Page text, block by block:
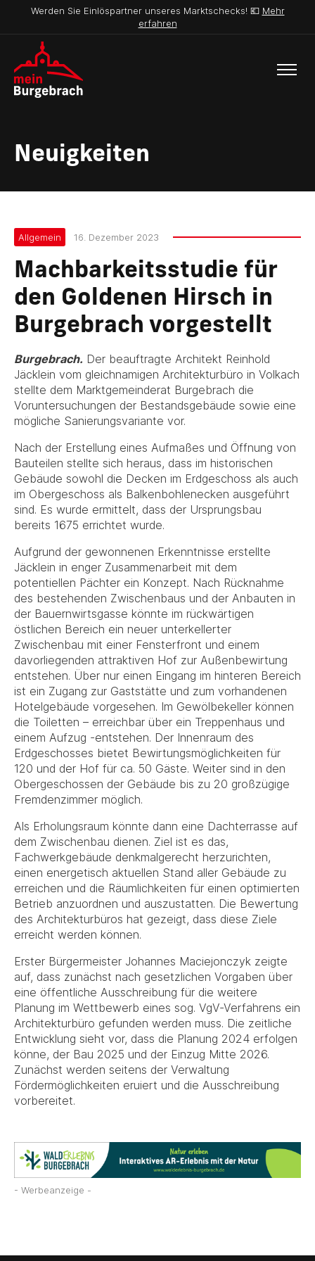
Werden Sie Einlöspartner unseres Marktschecks! 💶 Mehr
erfahren
Neuigkeiten
Allgemein 16. Dezember 2023
Machbarkeitsstudie für
den Goldenen Hirsch in
Burgebrach vorgestellt
Burgebrach. Der beauftragte Architekt Reinhold
Jäcklein vom gleichnamigen Architekturbüro in Volkach
stellte dem Marktgemeinderat Burgebrach die
Voruntersuchungen der Bestandsgebäude sowie eine
mögliche Sanierungsvariante vor.
Nach der Erstellung eines Aufmaßes und Öffnung von
Bauteilen stellte sich heraus, dass im historischen
Gebäude sowohl die Decken im Erdgeschoss als auch
im Obergeschoss als Balkenbohlenecken ausgeführt
sind. Es wurde ermittelt, dass der Ursprungsbau
bereits 1675 errichtet wurde.
Aufgrund der gewonnenen Erkenntnisse erstellte
Jäcklein in enger Zusammenarbeit mit dem
potentiellen Pächter ein Konzept. Nach Rücknahme
des bestehenden Zwischenbaus und der Anbauten in
der Bauernwirtsgasse könnte im rückwärtigen
östlichen Bereich ein neuer unterkellerter
Zwischenbau mit einer Fensterfront und einem
davorliegenden attraktiven Hof zur Außenbewirtung
entstehen. Über nur einen Eingang im hinteren Bereich
ist ein Zugang zur Gaststätte und zum vorhandenen
Hotelgebäude vorgesehen. Im Gewölbekeller können
die Toiletten – erreichbar über ein Treppenhaus und
einem Aufzug -entstehen. Der Innenraum des
Erdgeschosses bietet Bewirtungsmöglichkeiten für
120 und der Hof für ca. 50 Gäste. Weiter sind in den
Obergeschossen der Gebäude bis zu 20 großzügige
Fremdenzimmer möglich.
Als Erholungsraum könnte dann eine Dachterrasse auf
dem Zwischenbau dienen. Ziel ist es das,
Fachwerkgebäude denkmalgerecht herzurichten,
einen energetisch aktuellen Stand aller Gebäude zu
erreichen und die Räumlichkeiten für einen optimierten
Betrieb anzuordnen und auszustatten. Die Bewertung
des Architekturbüros hat gezeigt, dass diese Ziele
erreicht werden können.
Erster Bürgermeister Johannes Maciejonczyk zeigte
auf, dass zunächst nach gesetzlichen Vorgaben über
eine öffentliche Ausschreibung für die weitere
Planung im Wettbewerb eines sog. VgV-Verfahrens ein
Architekturbüro gefunden werden muss. Die zeitliche
Entwicklung sieht vor, dass die Planung 2024 erfolgen
könne, der Bau 2025 und der Einzug Mitte 2026.
Zunächst werden seitens der Verwaltung
Fördermöglichkeiten eruiert und die Ausschreibung
vorbereitet.
- Werbeanzeige -